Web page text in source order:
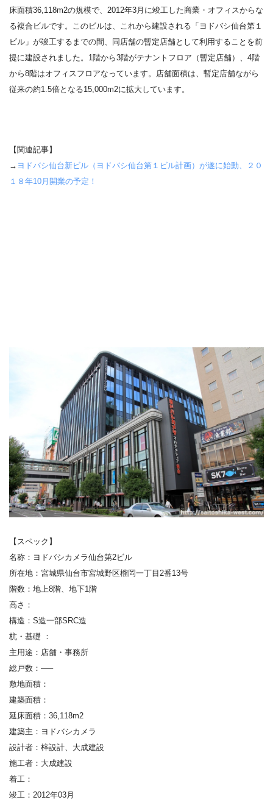
床面積36,118m2の規模で、 2012年3 月に竣工した商業・オフィスからな
る複合ビルです。このビルは、これから建設される「ヨドバシ仙台第１
ビル」が竣工するまでの間、同店舗の暫定店舗として利用することを前
提に建設されました。 1 階から3階がテナントフロア（暫定店舗）、 4階
から8階はオフィスフロアなっています。店舗面積は、暫定店舗ながら
従来の約1.5倍となる15,000m2に拡大しています。
【関連記事】
→ ヨドバシ仙台新ビル（ヨドバシ仙台第１ビル計画）が遂に始動、２０
１８年10月開業の予定！
【スペック】
名称： ヨドバシカメラ仙台第2ビル
所在地 ： 宮城県仙台市宮城野区榴岡一丁目 2番13号
階数： 地上8階、地下1階
高さ：
構造 ： S造一部SRC造
杭・基礎
：
主用途：店舗・事務所
総戸数：—–
敷地面積：
建築面積：
延床面積： 36,118m2
建築主 ： ヨドバシカメラ
設計者 ：梓設計、大成建設
施工者 ：大成建設
着工：
竣工 ： 2012年03 月